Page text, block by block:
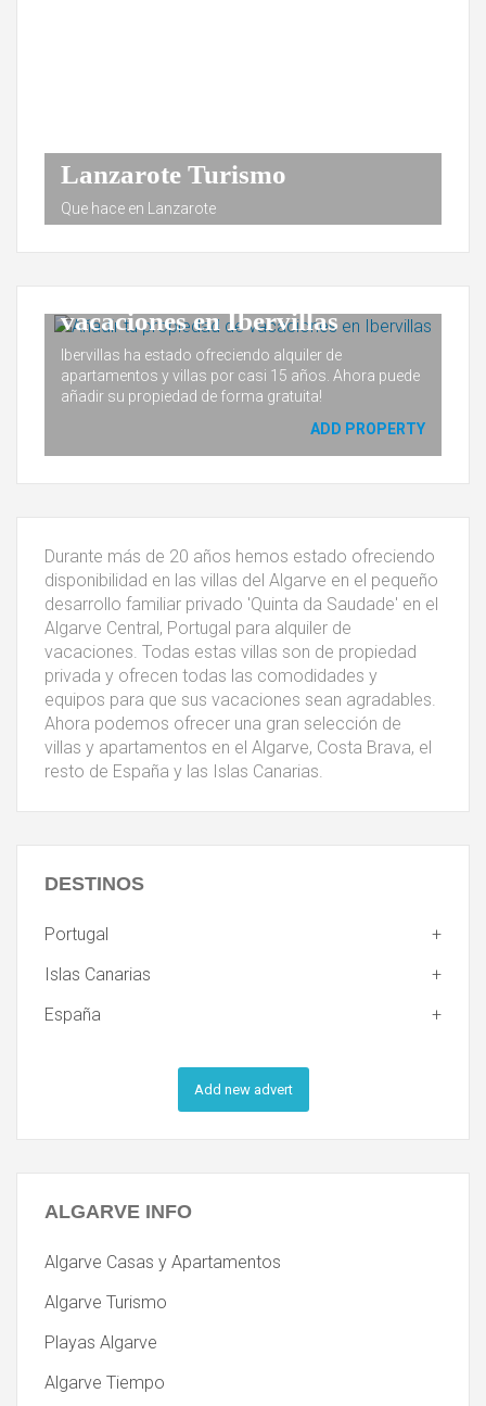
Lanzarote Turismo
Que hace en Lanzarote
Añadir tu propiedad de
vacaciones en Ibervillas
Ibervillas ha estado ofreciendo alquiler de
apartamentos y villas por casi 15 años. Ahora puede
añadir su propiedad de forma gratuita!
ADD PROPERTY
Durante más de 20 años hemos estado ofreciendo
disponibilidad en las villas del Algarve en el pequeño
desarrollo familiar privado 'Quinta da Saudade' en el
Algarve Central, Portugal para alquiler de
vacaciones. Todas estas villas son de propiedad
privada y ofrecen todas las comodidades y
equipos para que sus vacaciones sean agradables.
Ahora podemos ofrecer una gran selección de
villas y apartamentos en el Algarve, Costa Brava, el
resto de España y las Islas Canarias.
DESTINOS
Portugal
Islas Canarias
España
Add new advert
ALGARVE INFO
Algarve Casas y Apartamentos
Algarve Turismo
Playas Algarve
Algarve Tiempo